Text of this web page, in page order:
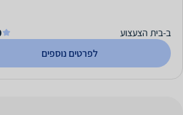
ב-בית הצעצוע
לפרטים נוספים